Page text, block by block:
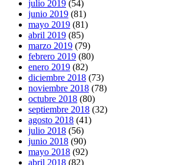
julio 2019 (54)
junio 2019 (81)
mayo 2019 (81)
abril 2019 (85)
marzo 2019 (79)
febrero 2019 (80)
enero 2019 (82)
diciembre 2018 (73)
noviembre 2018 (78)
octubre 2018 (80)
septiembre 2018 (32)
agosto 2018 (41)
julio 2018 (56)
junio 2018 (90)
mayo 2018 (92)
abril 2018 (82)